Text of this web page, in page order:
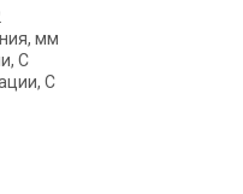
мм
С
С